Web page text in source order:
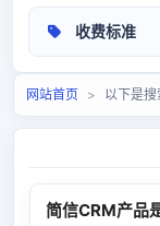
收费标准
相关问题 定价
网站首页 > 以下是搜
简信CRM产品